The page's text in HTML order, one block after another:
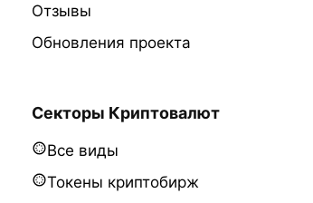
Отзывы
Обновления проекта
Секторы Криптовалют
Все виды
Токены криптобирж